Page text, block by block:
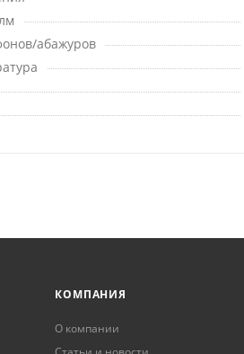
абажуров
КОМПАНИЯ
О компании